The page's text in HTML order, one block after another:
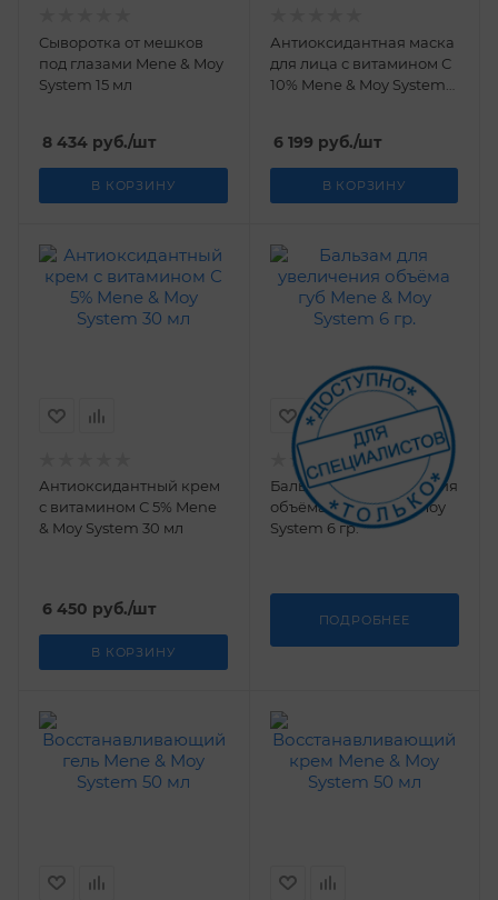
Cыворотка от мешков
под глазами Mene & Moy
System 15 мл
8 434 руб./шт
В КОРЗИНУ
Антиоксидантная маска
для лица с витамином С
10% Mene & Moy System
6 199 руб./шт
В КОРЗИНУ
Антиоксидантный крем
с витамином С 5% Mene
& Moy System 30 мл
6 450 руб./шт
В КОРЗИНУ
Бальзам для увеличения
объёма губ Mene & Moy
System 6 гр.
ПОДРОБНЕЕ